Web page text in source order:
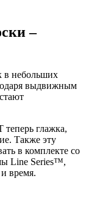
–
в небольших
выдвижным
теперь глажка,
Также эту
в комплекте со
Line Series™,
время.